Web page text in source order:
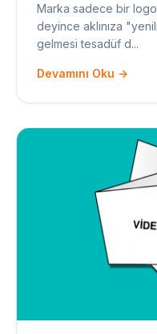
Marka sadece bir
deyince aklınıza
gelmesi tesadüf d...
Devamını Oku →